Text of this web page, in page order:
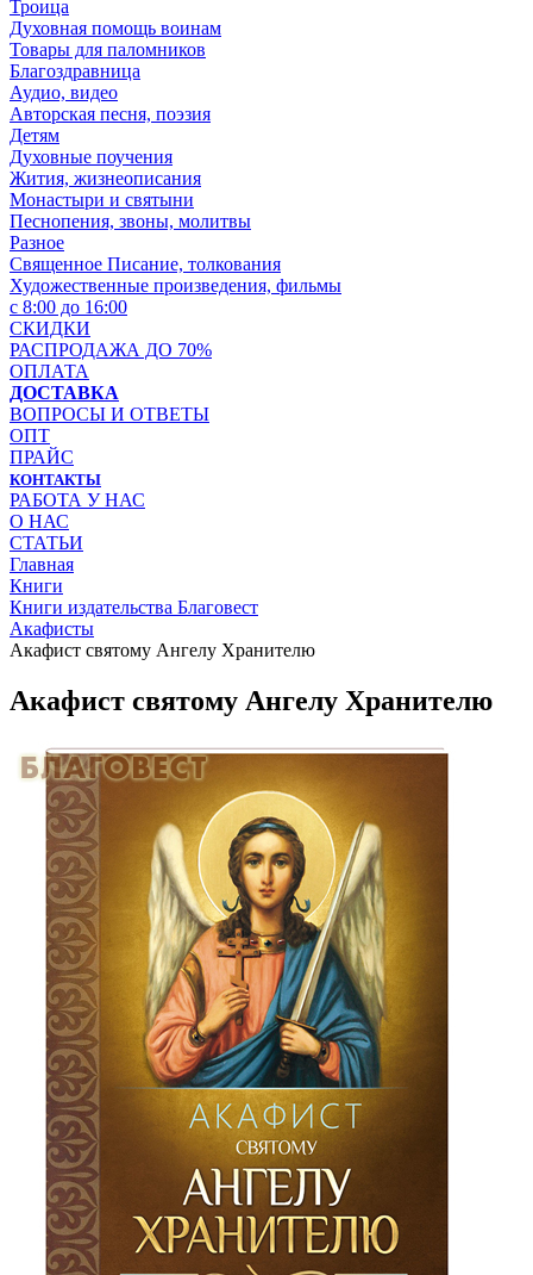
Троица
Духовная помощь воинам
Товары для паломников
Благоздравница
Аудио, видео
Авторская песня, поэзия
Детям
Духовные поучения
Жития, жизнеописания
Монастыри и святыни
Песнопения, звоны, молитвы
Разное
Священное Писание, толкования
Художественные произведения, фильмы
с 8:00 до 16:00
СКИДКИ
РАСПРОДАЖА ДО 70%
ОПЛАТА
ДОСТАВКА
ВОПРОСЫ И ОТВЕТЫ
ОПТ
ПРАЙС
КОНТАКТЫ
РАБОТА У НАС
О НАС
СТАТЬИ
Главная
Книги
Книги издательства Благовест
Акафисты
Акафист святому Ангелу Хранителю
Акафист святому Ангелу Хранителю